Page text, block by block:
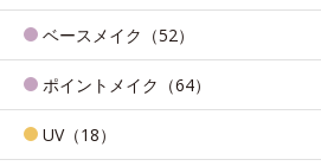
ベースメイク（52）
ポイントメイク（64）
UV（18）